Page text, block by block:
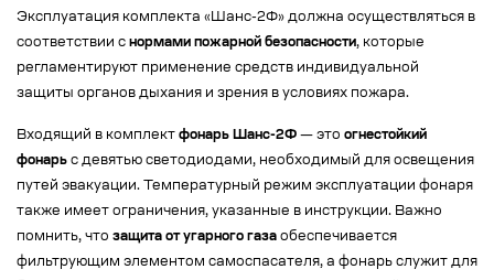
Эксплуатация комплекта «Шанс-2Ф» должна осуществляться в
соответствии с нормами пожарной безопасности, которые
регламентируют применение средств индивидуальной
защиты органов дыхания и зрения в условиях пожара.
Входящий в комплект фонарь Шанс-2Ф — это огнестойкий
фонарь с девятью светодиодами, необходимый для освещения
путей эвакуации. Температурный режим эксплуатации фонаря
также имеет ограничения, указанные в инструкции. Важно
помнить, что защита от угарного газа обеспечивается
фильтрующим элементом самоспасателя, а фонарь служит для